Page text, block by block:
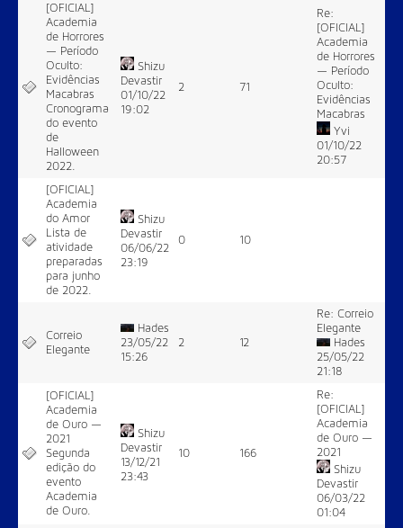
[OFICIAL]
Academia
de Horrores
— Período
Oculto:
Evidências
Macabras
Cronograma
do evento
de
Halloween
2022.
Shizu
Devastir
01/10/22
19:02
2 71
Re:
[OFICIAL]
Academia
de Horrores
— Período
Oculto:
Evidências
Macabras
Yvi
01/10/22
20:57
[OFICIAL]
Academia
do Amor
Lista de
atividade
preparadas
para junho
de 2022.
Shizu
Devastir
06/06/22
23:19
0 10
Correio
Elegante
Hades
23/05/22
15:26
2 12
Re: Correio
Elegante
Hades
25/05/22
21:18
[OFICIAL]
Academia
de Ouro —
2021
Segunda
edição do
evento
Academia
de Ouro.
Shizu
Devastir
13/12/21
23:43
10 166
Re:
[OFICIAL]
Academia
de Ouro —
2021
Shizu
Devastir
06/03/22
01:04